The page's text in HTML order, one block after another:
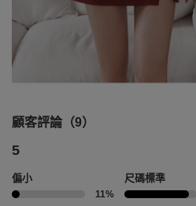
顧客評論（9）
5
偏小
11%
尺碼標準